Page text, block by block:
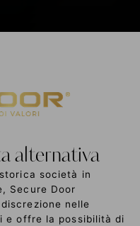
alternativa
società in
Secure Door
nelle
e offre la possibilità di